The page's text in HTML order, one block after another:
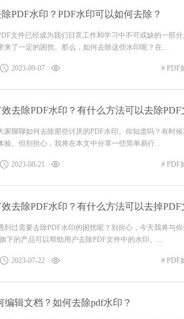
PDF水印？PDF水印可以如何去除？
文件已经成为我们日常工作和学习中不可或缺的一部
来了一定的困扰。那么，如何去除这些水印呢？在...
2023-09-07 # PDF
去除PDF水印？有什么方法可以去除PDF
家聊聊如何去除那些讨厌的PDF水印。你知道吗？有时
验。但别担心，我将在本文中分享一些简单易行...
2023-08-21 # PDF
去除PDF水印？有什么方法可以去掉PDF
到过需要去除PDF水印的困扰呢？别担心，今天我将与
下的产品可以帮助用户去除PDF文件中的水印。...
2023-07-22 # PDF
编辑文档？如何去除pdf水印？